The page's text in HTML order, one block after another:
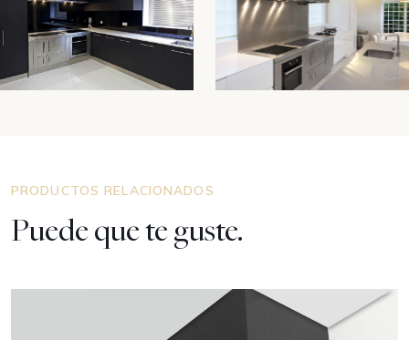
PRODUCTOS RELACIONADOS
Puede que te guste.